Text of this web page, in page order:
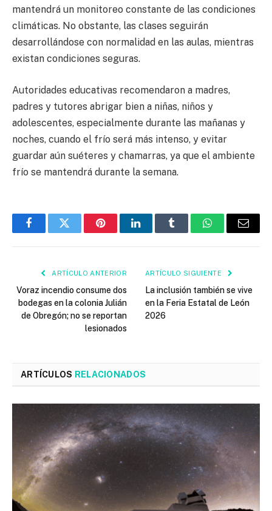
mantendrá un monitoreo constante de las condiciones
climáticas. No obstante, las clases seguirán
desarrollándose con normalidad en las aulas, mientras
existan condiciones seguras.
Autoridades educativas recomendaron a madres,
padres y tutores abrigar bien a niñas, niños y
adolescentes, especialmente durante las mañanas y
noches, cuando el frío será más intenso, y evitar
guardar aún suéteres y chamarras, ya que el ambiente
frío se mantendrá durante la semana.
FacebookTwitter PinterestLinkedInTumblr WhatsAppEmail
ARTÍCULO ANTERIOR
Voraz incendio consume dos
bodegas en la colonia Julián
de Obregón; no se reportan
lesionados
ARTÍCULO SIGUIENTE
La inclusión también se vive
en la Feria Estatal de León
2026
ARTÍCULOS RELACIONADOS